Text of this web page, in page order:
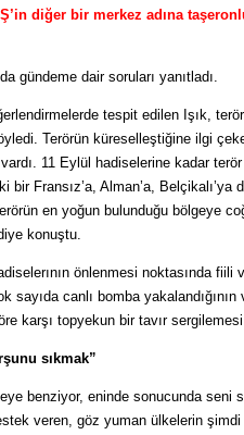
diğer bir merkez adına
gündeme dair soruları yanıtladı.
tespit edilen Işık,
Terörün küreselleştiğine ilgi
11 Eylül hadiselerine kadar
bir Fransız’a, Alman’a,
en yoğun bulunduğu bölgeye
konuştu.
önlenmesi noktasında
canlı bomba
karşı topyekun bir tavır
sıkmak”
benziyor, eninde sonucunda seni
veren, göz yuman ülkelerin